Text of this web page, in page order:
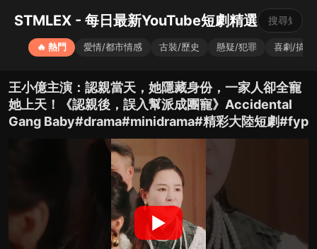
STMLEX - 每日最新YouTube短劇精選
🔥 熱門 愛情/都市情感 古裝/歷史 懸疑/犯罪 喜劇/搞笑
王小億主演：認親當天，她隱藏身份，一家人卻全寵
她上天！《認親後，誤入幫派成團寵》Accidental
Gang Baby#drama#minidrama#精彩大陸短劇#fyp
▶